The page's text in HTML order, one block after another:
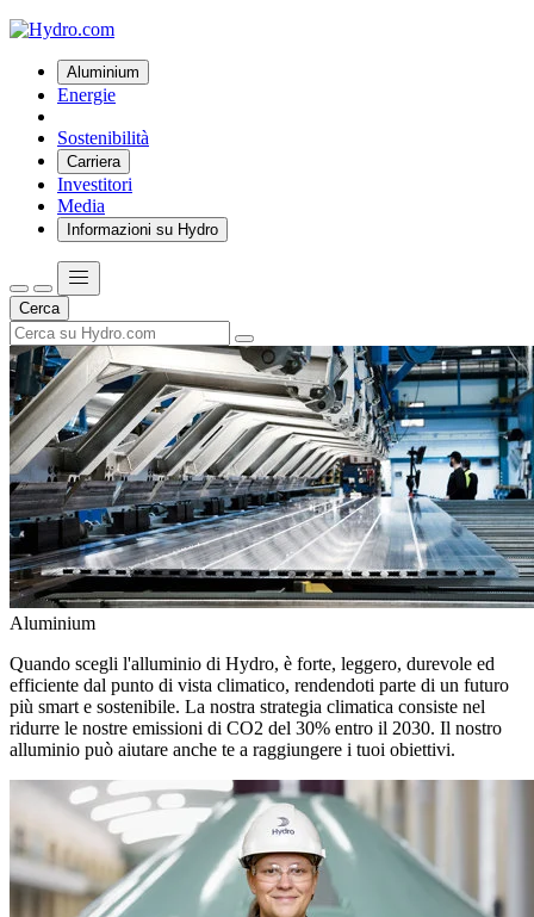
Aluminium
Energie
Sostenibilità
Carriera
Investitori
Media
Informazioni su Hydro
Cerca
Aluminium
Quando scegli l'alluminio di Hydro, è forte, leggero, durevole ed
efficiente dal punto di vista climatico, rendendoti parte di un futuro
più smart e sostenibile. La nostra strategia climatica consiste nel
ridurre le nostre emissioni di CO2 del 30% entro il 2030. Il nostro
alluminio può aiutare anche te a raggiungere i tuoi obiettivi.